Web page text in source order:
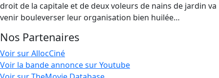
droit de la capitale et de deux voleurs de nains de jardin va
venir bouleverser leur organisation bien huilée…
Nos Partenaires
Voir sur AllocCiné
Voir la bande annonce sur Youtube